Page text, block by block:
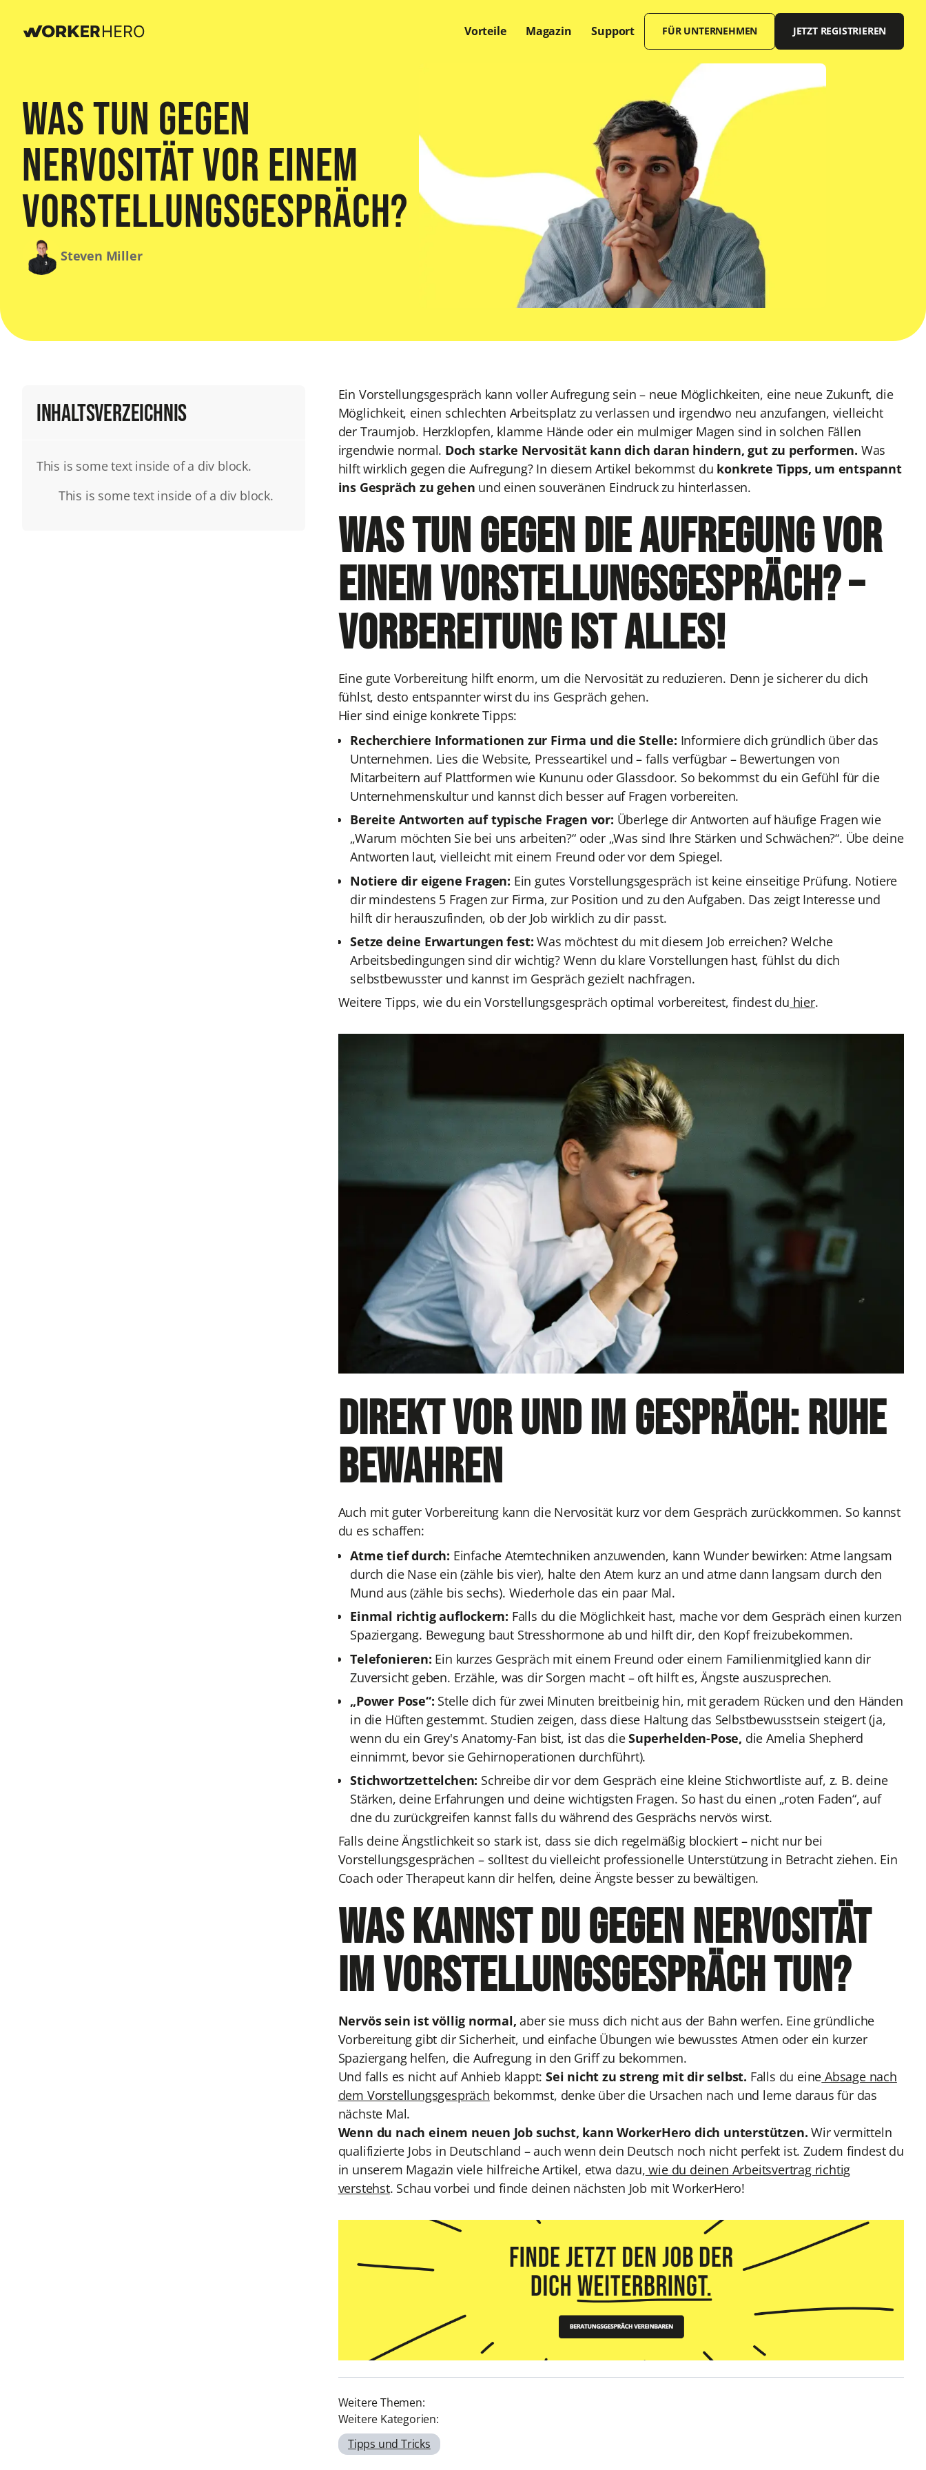
Vorteile Magazin Support FÜR UNTERNEHMEN JETZT REGISTRIEREN
Was tun gegen
Nervosität vor einem
Vorstellungsgespräch?
Steven Miller
Inhaltsverzeichnis
This is some text inside of a div block.
This is some text inside of a div block.
Ein Vorstellungsgespräch kann voller Aufregung sein – neue Möglichkeiten, eine neue Zukunft, die
Möglichkeit, einen schlechten Arbeitsplatz zu verlassen und irgendwo neu anzufangen, vielleicht
der Traumjob. Herzklopfen, klamme Hände oder ein mulmiger Magen sind in solchen Fällen
irgendwie normal. Doch starke Nervosität kann dich daran hindern, gut zu performen. Was
hilft wirklich gegen die Aufregung? In diesem Artikel bekommst du konkrete Tipps, um entspannt
ins Gespräch zu gehen und einen souveränen Eindruck zu hinterlassen.
Was tun gegen die Aufregung vor
einem Vorstellungsgespräch? –
Vorbereitung ist alles!
Eine gute Vorbereitung hilft enorm, um die Nervosität zu reduzieren. Denn je sicherer du dich
fühlst, desto entspannter wirst du ins Gespräch gehen.
Hier sind einige konkrete Tipps:
Recherchiere Informationen zur Firma und die Stelle: Informiere dich gründlich über das
Unternehmen. Lies die Website, Presseartikel und – falls verfügbar – Bewertungen von
Mitarbeitern auf Plattformen wie Kununu oder Glassdoor. So bekommst du ein Gefühl für die
Unternehmenskultur und kannst dich besser auf Fragen vorbereiten.
Bereite Antworten auf typische Fragen vor: Überlege dir Antworten auf häufige Fragen wie
„Warum möchten Sie bei uns arbeiten?“ oder „Was sind Ihre Stärken und Schwächen?“. Übe deine
Antworten laut, vielleicht mit einem Freund oder vor dem Spiegel.
Notiere dir eigene Fragen: Ein gutes Vorstellungsgespräch ist keine einseitige Prüfung. Notiere
dir mindestens 5 Fragen zur Firma, zur Position und zu den Aufgaben. Das zeigt Interesse und
hilft dir herauszufinden, ob der Job wirklich zu dir passt.
Setze deine Erwartungen fest: Was möchtest du mit diesem Job erreichen? Welche
Arbeitsbedingungen sind dir wichtig? Wenn du klare Vorstellungen hast, fühlst du dich
selbstbewusster und kannst im Gespräch gezielt nachfragen.
Weitere Tipps, wie du ein Vorstellungsgespräch optimal vorbereitest, findest du hier.
Direkt vor und im Gespräch: Ruhe
bewahren
Auch mit guter Vorbereitung kann die Nervosität kurz vor dem Gespräch zurückkommen. So kannst
du es schaffen:
Atme tief durch: Einfache Atemtechniken anzuwenden, kann Wunder bewirken: Atme langsam
durch die Nase ein (zähle bis vier), halte den Atem kurz an und atme dann langsam durch den
Mund aus (zähle bis sechs). Wiederhole das ein paar Mal.
Einmal richtig auflockern: Falls du die Möglichkeit hast, mache vor dem Gespräch einen kurzen
Spaziergang. Bewegung baut Stresshormone ab und hilft dir, den Kopf freizubekommen.
Telefonieren: Ein kurzes Gespräch mit einem Freund oder einem Familienmitglied kann dir
Zuversicht geben. Erzähle, was dir Sorgen macht – oft hilft es, Ängste auszusprechen.
„Power Pose“: Stelle dich für zwei Minuten breitbeinig hin, mit geradem Rücken und den Händen
in die Hüften gestemmt. Studien zeigen, dass diese Haltung das Selbstbewusstsein steigert (ja,
wenn du ein Grey's Anatomy-Fan bist, ist das dieSuperhelden-Pose, die Amelia Shepherd
einnimmt, bevor sie Gehirnoperationen durchführt).
Stichwortzettelchen: Schreibe dir vor dem Gespräch eine kleine Stichwortliste auf, z. B. deine
Stärken, deine Erfahrungen und deine wichtigsten Fragen. So hast du einen „roten Faden“, auf
dne du zurückgreifen kannst falls du während des Gesprächs nervös wirst.
Falls deine Ängstlichkeit so stark ist, dass sie dich regelmäßig blockiert – nicht nur bei
Vorstellungsgesprächen – solltest du vielleicht professionelle Unterstützung in Betracht ziehen. Ein
Coach oder Therapeut kann dir helfen, deine Ängste besser zu bewältigen.
Was kannst du gegen Nervosität
im Vorstellungsgespräch tun?
Nervös sein ist völlig normal,aber sie muss dich nicht aus der Bahn werfen. Eine gründliche
Vorbereitung gibt dir Sicherheit, und einfache Übungen wie bewusstes Atmen oder ein kurzer
Spaziergang helfen, die Aufregung in den Griff zu bekommen.
Und falls es nicht auf Anhieb klappt:Sei nicht zu streng mit dir selbst. Falls du eine Absage nach
dem Vorstellungsgespräch bekommst, denke über die Ursachen nach und lerne daraus für das
nächste Mal.
Wenn du nach einem neuen Job suchst, kann WorkerHero dich unterstützen.Wir vermitteln
qualifizierte Jobs in Deutschland – auch wenn dein Deutsch noch nicht perfekt ist. Zudem findest du
in unserem Magazin viele hilfreiche Artikel, etwa dazu, wie du deinen Arbeitsvertrag richtig
verstehst. Schau vorbei und finde deinen nächsten Job mit WorkerHero!
Weitere Themen:
Weitere Kategorien:
Tipps und Tricks